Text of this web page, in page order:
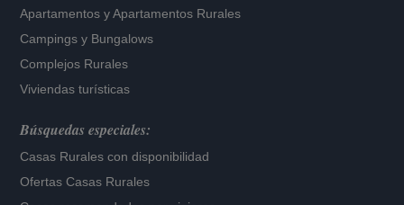
Apartamentos yApartamentos Rurales
Campings y Bungalows
Complejos Rurales
Viviendas turísticas
Búsquedas especiales:
Casas Rurales con disponibilidad
Ofertas Casas Rurales